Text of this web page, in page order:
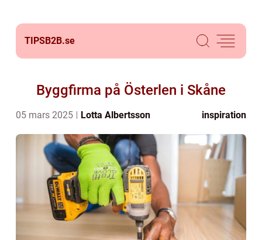
TIPSB2B.se
Byggfirma på Österlen i Skåne
05 mars 2025 Lotta Albertsson inspiration